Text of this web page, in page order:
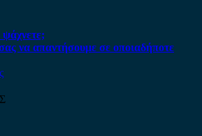
να απαντήσουμε σε οποιαδήποτε